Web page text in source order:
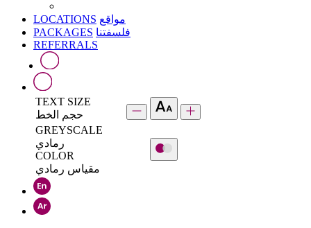
LOCATIONS مواقع
PACKAGES فلسفتنا
REFERRALS
TEXT SIZE
حجم الخط
GREYSCALE
رمادي
COLOR
مقياس رمادي